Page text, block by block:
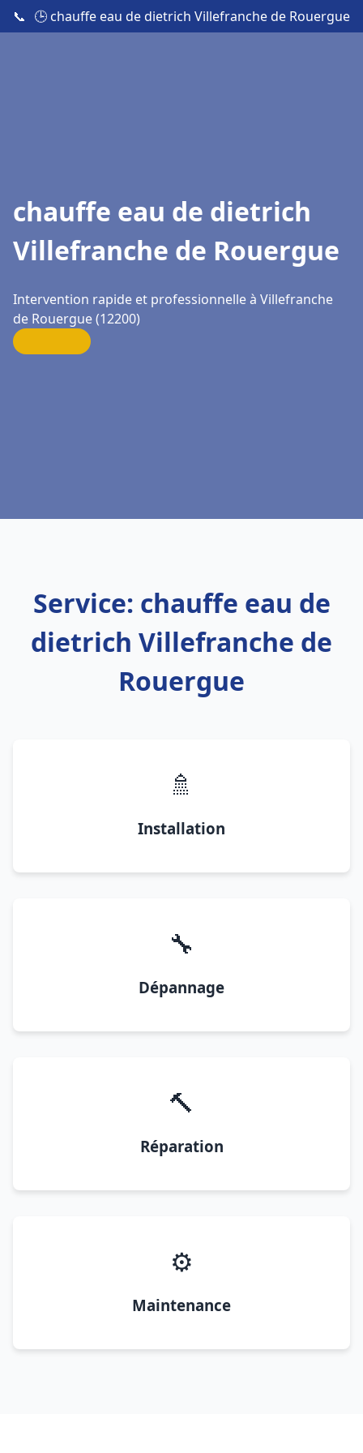
📞 🕒 chauffe eau de dietrich Villefranche de Rouergue
chauffe eau de dietrich
Villefranche de Rouergue
Intervention rapide et professionnelle à Villefranche
de Rouergue (12200)
Service: chauffe eau de
dietrich Villefranche de
Rouergue
🚿
Installation
🔧
Dépannage
🔨
Réparation
⚙️
Maintenance